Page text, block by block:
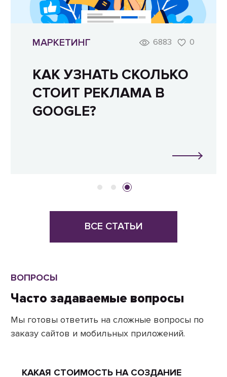
МАРКЕТИНГ 6883 0
КАК УЗНАТЬ СКОЛЬКО
СТОИТ РЕКЛАМА В
GOOGLE?
ВСЕ СТАТЬИ
ВОПРОСЫ
Часто задаваемые вопросы
Мы готовы ответить на сложные вопросы по
заказу сайтов и мобильных приложений.
КАКАЯ СТОИМОСТЬ НА СОЗДАНИЕ